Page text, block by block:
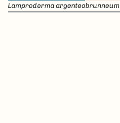
Lamproderma argenteobrunneum